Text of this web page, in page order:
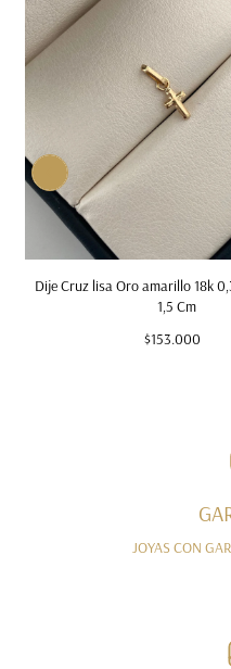
Dije Cruz lisa Oro amarillo 18k
1,5 Cm
$153.000
JOYAS CON